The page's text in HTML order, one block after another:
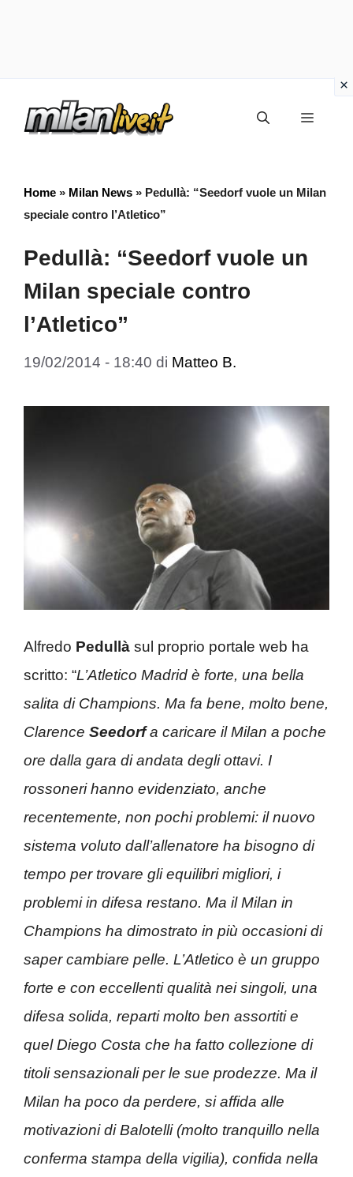
Menu
Home » Milan News » Pedullà: “Seedorf vuole un Milan
speciale contro l’Atletico”
Pedullà: “Seedorf vuole un
Milan speciale contro
l’Atletico”
19/02/2014 - 18:40 di Matteo B.
Alfredo Pedullà sul proprio portale web ha
scritto: “L’Atletico Madrid è forte, una bella
salita di Champions. Ma fa bene, molto bene,
Clarence Seedorfa caricare il Milan a poche
ore dalla gara di andata degli ottavi. I
rossoneri hanno evidenziato, anche
recentemente, non pochi problemi: il nuovo
sistema voluto dall’allenatore ha bisogno di
tempo per trovare gli equilibri migliori, i
problemi in difesa restano. Ma il Milan in
Champions ha dimostrato in più occasioni di
saper cambiare pelle. L’Atletico è un gruppo
forte e con eccellenti qualità nei singoli, una
difesa solida, reparti molto ben assortiti e
quel Diego Costa che ha fatto collezione di
titoli sensazionali per le sue prodezze. Ma il
Milan ha poco da perdere, si affida alle
motivazioni di Balotelli (molto tranquillo nella
conferma stampa della vigilia), confida nella